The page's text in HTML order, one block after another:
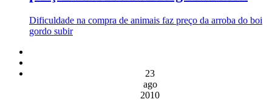
Dificuldade na compra de animais faz preço da arroba do boi
gordo subir
23
ago
2010